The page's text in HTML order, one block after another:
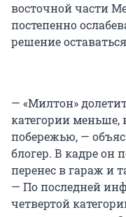
восточной части
постепенно
решение
— «Милтон»
категории меньше,
побережью, —
блогер. В кадре он
перенес в гараж и
— По последней
четвертой